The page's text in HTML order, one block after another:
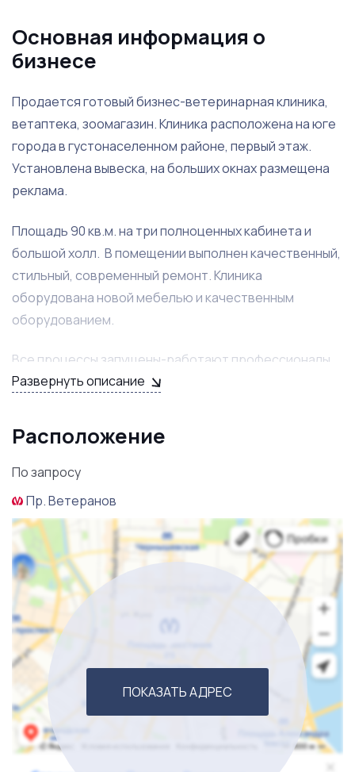
Основная информация о
бизнесе
Продается готовый бизнес-ветеринарная клиника,
ветаптека, зоомагазин. Клиника расположена на юге
города в густонаселенном районе, первый этаж.
Установлена вывеска, на больших окнах размещена
реклама.
Площадь 90 кв.м. на три полноценных кабинета и
большой холл. В помещении выполнен качественный,
стильный, современный ремонт. Клиника
оборудована новой мебелью и качественным
оборудованием.
Все процессы запущены-работают профессионалы,
оплачивается реклама; будут переданы поставщики,
потенциал у клиники. Заходи и начинай зарабатывать!
Больше информации уточняйте по телефону.
Звоните!
Развернуть описание
Расположение
По запросу
Пр. Ветеранов
ПОКАЗАТЬ АДРЕС